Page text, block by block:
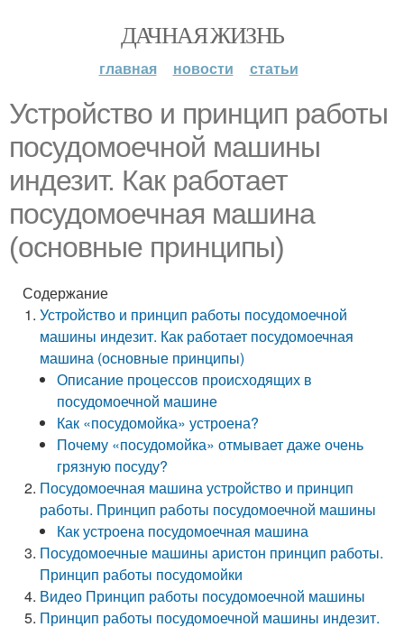
ДАЧНАЯ ЖИЗНЬ
главная новости статьи
Устройство и принцип работы
посудомоечной машины
индезит. Как работает
посудомоечная машина
(основные принципы)
Содержание
Устройство и принцип работы посудомоечной
машины индезит. Как работает посудомоечная
машина (основные принципы)
Описание процессов происходящих в
посудомоечной машине
Как «посудомойка» устроена?
Почему «посудомойка» отмывает даже очень
грязную посуду?
Посудомоечная машина устройство и принцип
работы. Принцип работы посудомоечной машины
Как устроена посудомоечная машина
Посудомоечные машины аристон принцип работы.
Принцип работы посудомойки
Видео Принцип работы посудомоечной машины
Принцип работы посудомоечной машины индезит.